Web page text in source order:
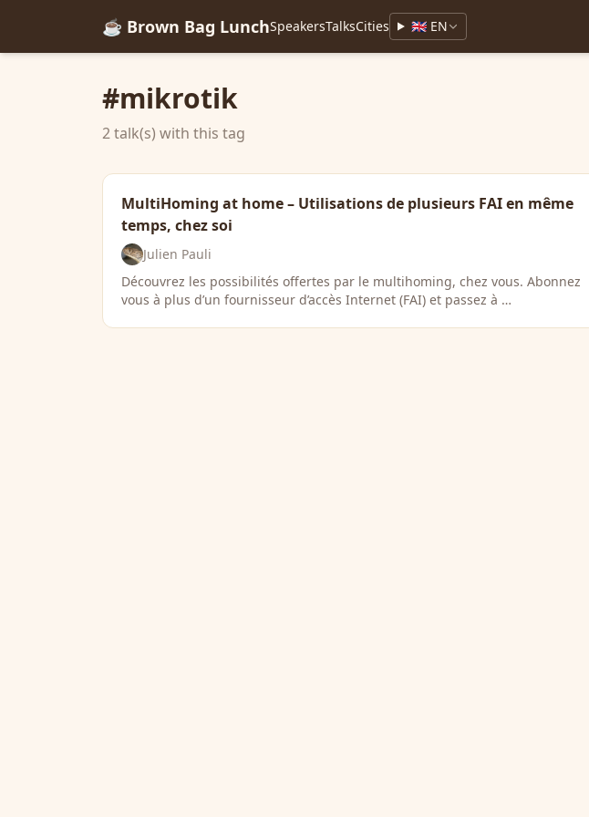
☕ Brown Bag LunchSpeakersTalksCities 🇬🇧 EN
#mikrotik
2 talk(s) with this tag
MultiHoming at home – Utilisations de plusieurs FAI en même
temps, chez soi
Julien Pauli
Découvrez les possibilités offertes par le multihoming, chez vous. Abonnez
vous à plus d’un fournisseur d’accès Internet (FAI) et passez à …